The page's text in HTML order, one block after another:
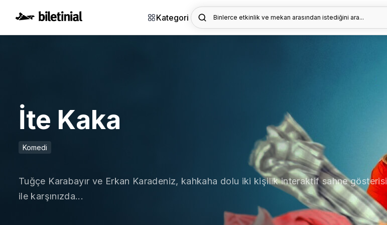
Kategori Binlerce etkinlik ve mekan arasından istediğini ara...
İte Kaka
Komedi
Tuğçe Karabayır ve Erkan Karadeniz, kahkaha dolu iki kişilik interaktif sahne gösterisi
ile karşınızda...